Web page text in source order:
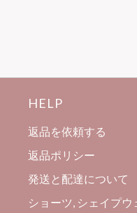
HELP
返品を依頼する
返品ポリシー
発送と配達について
ショーツ, シェイプ